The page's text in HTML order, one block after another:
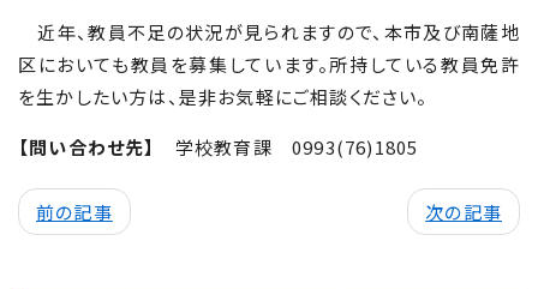
近年、教員不足の状況が見られますので、本市及び南薩地
区においても教員を募集しています。所持している教員免許
を生かしたい方は、是非お気軽にご相談ください。
【問い合わせ先】
学校教育課0993(76)1805
前の記事 次の記事